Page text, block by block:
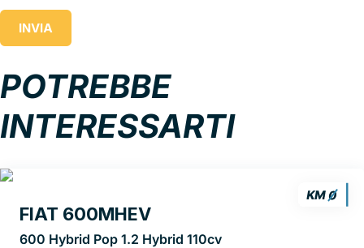
INVIA
POTREBBE
INTERESSARTI
FIAT 600MHEV
600 Hybrid Pop 1.2 Hybrid 110cv